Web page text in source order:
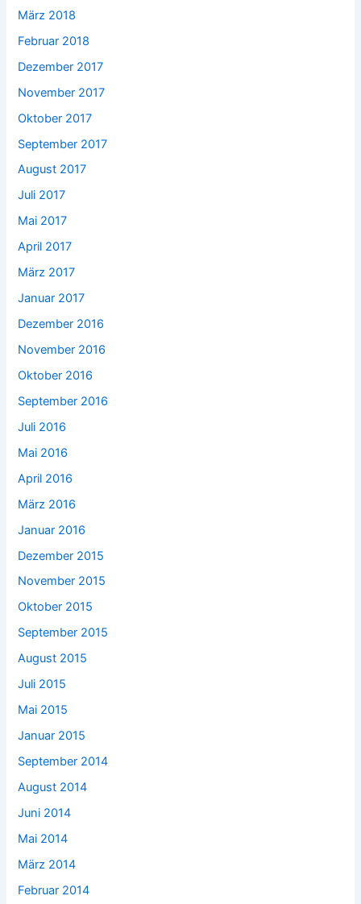
März 2018
Februar 2018
Dezember 2017
November 2017
Oktober 2017
September 2017
August 2017
Juli 2017
Mai 2017
April 2017
März 2017
Januar 2017
Dezember 2016
November 2016
Oktober 2016
September 2016
Juli 2016
Mai 2016
April 2016
März 2016
Januar 2016
Dezember 2015
November 2015
Oktober 2015
September 2015
August 2015
Juli 2015
Mai 2015
Januar 2015
September 2014
August 2014
Juni 2014
Mai 2014
März 2014
Februar 2014